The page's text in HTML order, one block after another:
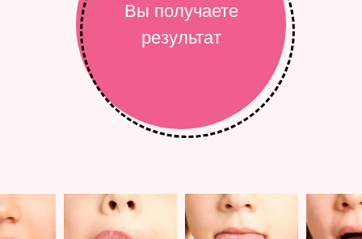
Вы получаете
результат